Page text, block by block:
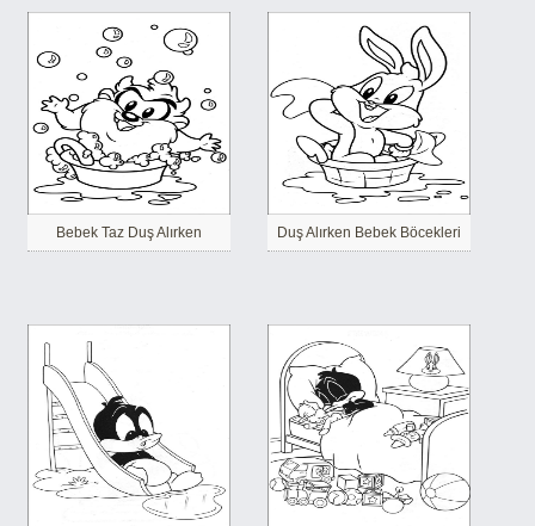
Bebek Taz Duş Alırken Duş Alırken Bebek Böcekleri